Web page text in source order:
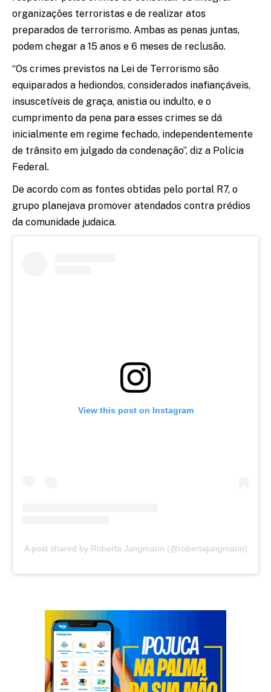
organizações terroristas e de realizar atos
preparados de terrorismo. Ambas as penas juntas,
podem chegar a 15 anos e 6 meses de reclusão.
“Os crimes previstos na Lei de Terrorismo são
equiparados a hediondos, considerados inafiançáveis,
insuscetíveis de graça, anistia ou indulto, e o
cumprimento da pena para esses crimes se dá
inicialmente em regime fechado, independentemente
de trânsito em julgado da condenação”, diz a Polícia
Federal.
De acordo com as fontes obtidas pelo portal R7, o
grupo planejava promover atendados contra prédios
da comunidade judaica.
View this post on Instagram
A post shared by Roberta Jungmann (@robertajungmann)